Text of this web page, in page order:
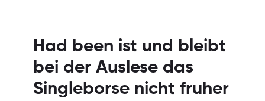
Had been ist und bleibt
bei der Auslese das
Singleborse nicht fruher